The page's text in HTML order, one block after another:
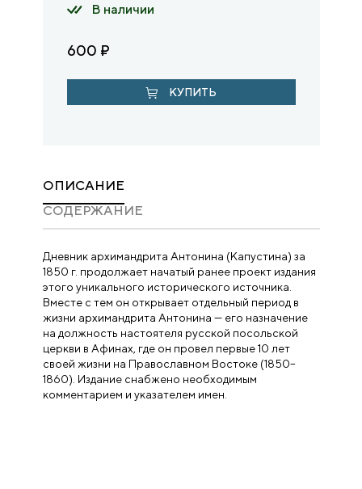
В наличии
600 ₽
КУПИТЬ
ОПИСАНИЕ
CОДЕРЖАНИЕ
Дневник архимандрита Антонина (Капустина) за
1850 г. продолжает начатый ранее проект издания
этого уникального исторического источника.
Вместе с тем он открывает отдельный период в
жизни архимандрита Антонина — его назначение
на должность настоятеля русской посольской
церкви в Афинах, где он провел первые 10 лет
своей жизни на Православном Востоке (1850–
1860). Издание снабжено необходимым
комментарием и указателем имен.